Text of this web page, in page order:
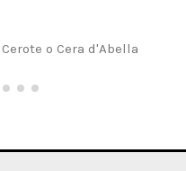
Cerote o Cera d'Abella